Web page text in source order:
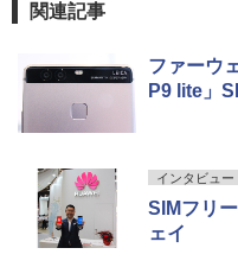
関連記事
ファーウ
P9 lite」
インタビュー
SIMフリ
ェイ